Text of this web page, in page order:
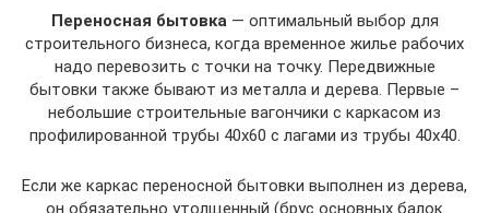
Переносная бытовка— оптимальный выбор для
строительного бизнеса, когда временное жилье рабочих
надо перевозить с точки на точку. Передвижные
бытовки также бывают из металла и дерева. Первые –
небольшие строительные вагончики с каркасом из
профилированной трубы 40х60 с лагами из трубы 40х40.
Если же каркас переносной бытовки выполнен из дерева,
он обязательно утолщенный (брус основных балок